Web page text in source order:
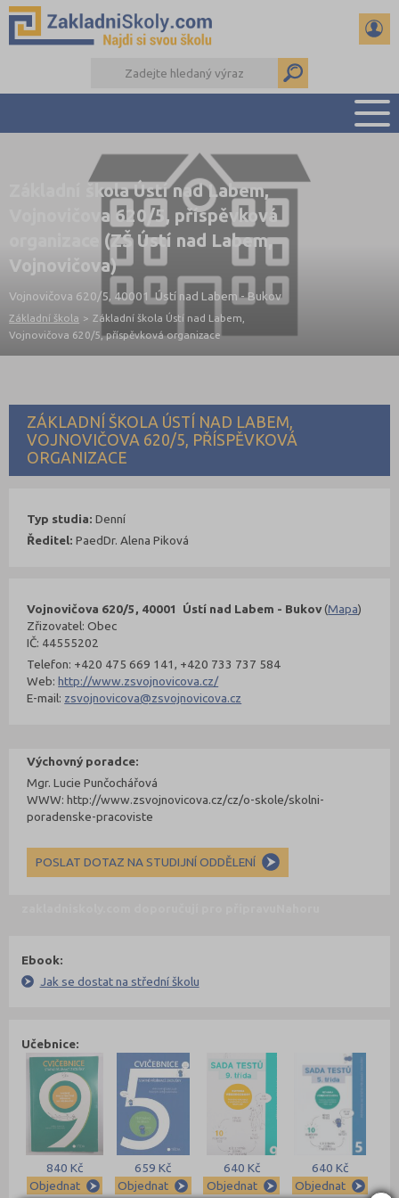
PŘEHLED ŠKOL
PŘIJÍMAČKY NA SŠ
RADY A ČLÁNKY
ČTENÁŘSKÝ DENÍK
DALŠÍ DRUHY ŠKOL
Základní škola Ústí nad Labem,
Vojnovičova 620/5, příspěvková
organizace (ZŠ Ústí nad Labem,
Vojnovičova)
Vojnovičova 620/5, 40001 Ústí nad Labem - Bukov
Základní škola > Základní škola Ústí nad Labem,
Vojnovičova 620/5, příspěvková organizace
ZÁKLADNÍ ŠKOLA ÚSTÍ NAD LABEM,
VOJNOVIČOVA 620/5, PŘÍSPĚVKOVÁ
ORGANIZACE
Vojnovičova 620/5, 40001 Ústí nad Labem - Bukov(Mapa)
Zřizovatel: Obec
IČ: 44555202
Telefon: +420 475 669 141, +420 733 737 584
Web:http://www.zsvojnovicova.cz/
E-mail: zsvojnovicova@zsvojnovicova.cz
Typ studia: Denní
Ředitel: PaedDr. Alena Piková
Výchovný poradce:
Mgr. Lucie Punčochářová
WWW: http://www.zsvojnovicova.cz/cz/o-skole/skolni-
poradenske-pracoviste
POSLAT DOTAZ NA STUDIJNÍ ODDĚLENÍ
Ebook:
Jak se dostat na střední školu
Učebnice:
840 Kč
Objednat
659 Kč
Objednat
640 Kč
Objednat
640 Kč
Objednat